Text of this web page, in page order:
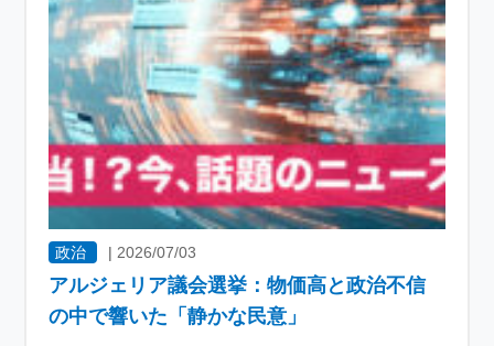
政治 |2026/07/03
アルジェリア議会選挙：物価高と政治不信
の中で響いた「静かな民意」